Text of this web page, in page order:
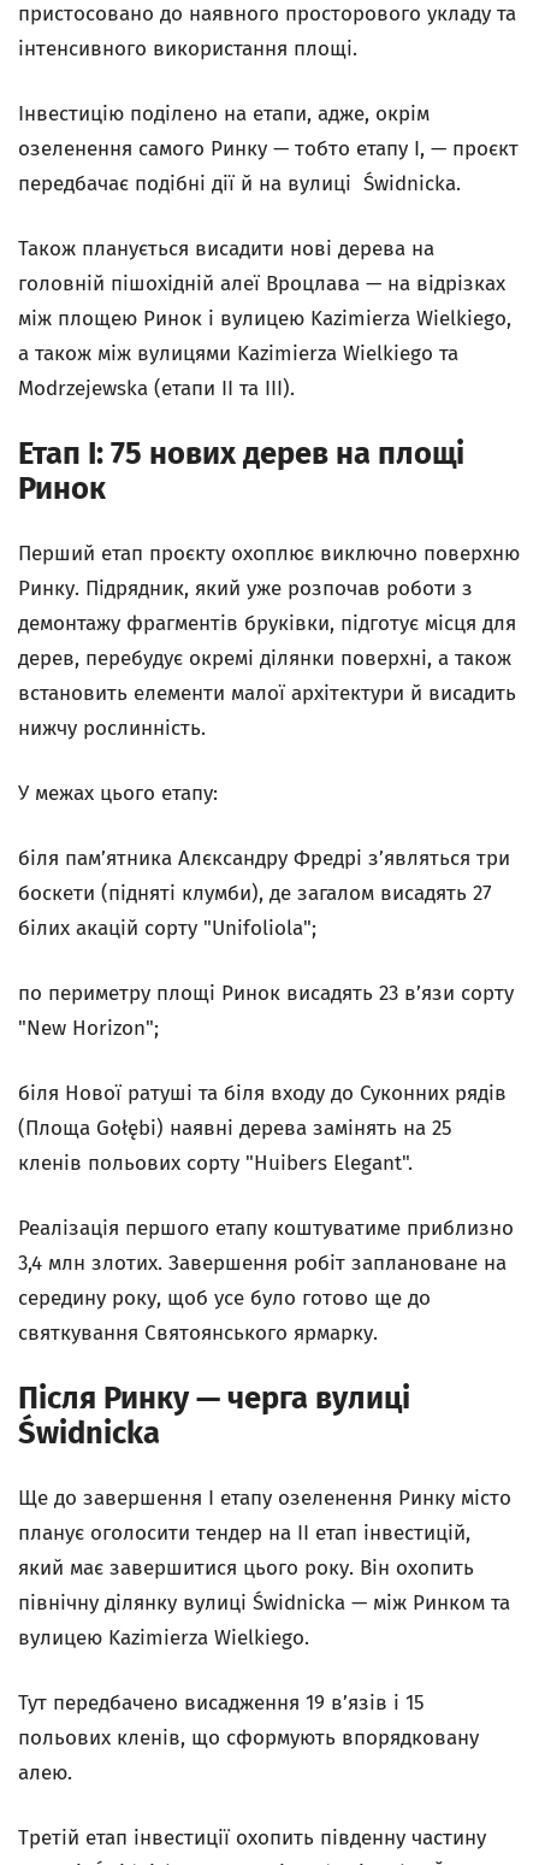
пристосовано до наявного просторового укладу та
інтенсивного використання площі.
Інвестицію поділено на етапи, адже, окрім
озеленення самого Ринку — тобто етапу I, — проєкт
передбачає подібні дії й на вулиці Świdnicka.
Також планується висадити нові дерева на
головній пішохідній алеї Вроцлава — на відрізках
між площею Ринок і вулицею Kazimierza Wielkiego,
а також між вулицями Kazimierza Wielkiego та
Modrzejewska (етапи II та III).
Етап I: 75 нових дерев на площі
Ринок
Перший етап проєкту охоплює виключно поверхню
Ринку. Підрядник, який уже розпочав роботи з
демонтажу фрагментів бруківки, підготує місця для
дерев, перебудує окремі ділянки поверхні, а також
встановить елементи малої архітектури й висадить
нижчу рослинність.
У межах цього етапу:
біля пам’ятника Алєксандру Фредрі з’являться три
боскети (підняті клумби), де загалом висадять 27
білих акацій сорту "Unifoliola";
по периметру площі Ринок висадять 23 в’язи сорту
"New Horizon";
біля Нової ратуші та біля входу до Суконних рядів
(Площа Gołębi) наявні дерева замінять на 25
кленів польових сорту "Huibers Elegant".
Реалізація першого етапу коштуватиме приблизно
3,4 млн злотих. Завершення робіт заплановане на
середину року, щоб усе було готово ще до
святкування Святоянського ярмарку.
Після Ринку — черга вулиці
Świdnicka
Ще до завершення І етапу озеленення Ринку місто
планує оголосити тендер на II етап інвестицій,
який має завершитися цього року. Він охопить
північну ділянку вулиці Świdnicka — між Ринком та
вулицею Kazimierza Wielkiego.
Тут передбачено висадження 19 в’язів і 15
польових кленів, що сформують впорядковану
алею.
Третій етап інвестиції охопить південну частину